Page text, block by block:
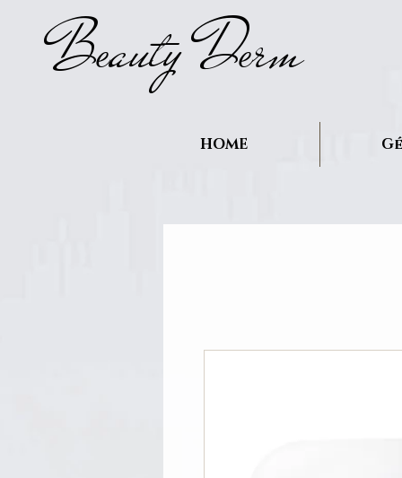
Beauty Derm
HOME